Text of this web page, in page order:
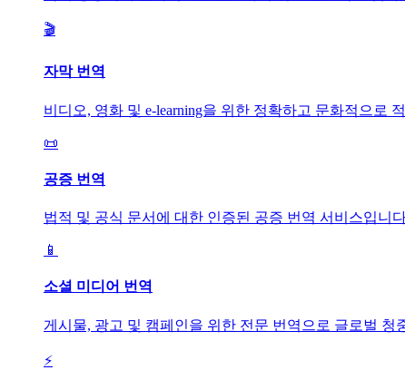
🎬
자막 번역
비디오, 영화 및 e-learning을 위한 정확하고 문화적으로
📜
공증 번역
법적 및 공식 문서에 대한 인증된 공증 번역 서비스입니
📱
소셜 미디어 번역
게시물, 광고 및 캠페인을 위한 전문 번역으로 글로벌 청
⚡